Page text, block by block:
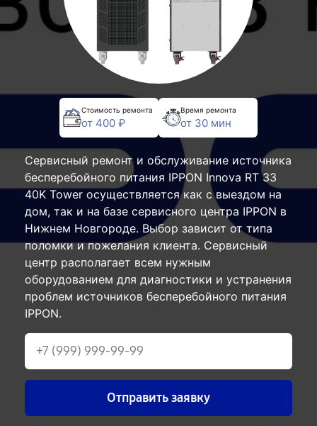
Стоимость ремонта
от 400 ₽
Время ремонта
от 30 мин
Сервисный ремонт и обслуживание источника
бесперебойного питания IPPON Innova RT 33
40K Tower осуществляется как с выездом на
дом, так и на базе сервисного центра IPPON в
Нижнем Новгороде. Выбор зависит от типа
поломки и пожелания клиента. Сервисный
центр располагает всем нужным
оборудованием для диагностики и устранения
проблем источников бесперебойного питания
IPPON.
Отправить заявку